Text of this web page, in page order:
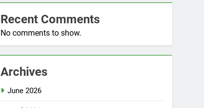
Recent Comments
No comments to show.
Archives
June 2026